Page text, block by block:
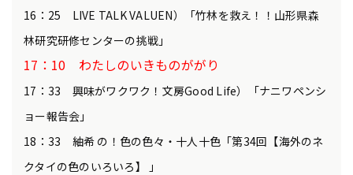
16：25 LIVE TALK VALUEN）「竹林を救え！！山形県森
林研究研修センターの挑戦」
17：10 わたしのいきものががり
17：33 興味がワクワク！文房Good Life）「ナニワペンシ
ョー報告会」
18：33 紬希 の！色の色々・十人十色「第34回【海外のネ
クタイの色のいろいろ】 」